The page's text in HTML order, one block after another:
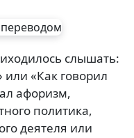
или «Как говорил
афоризм,
политика,
деятеля или